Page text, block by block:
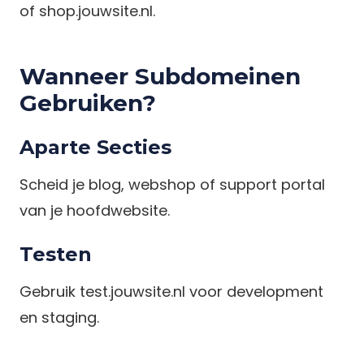
of shop.jouwsite.nl.
Wanneer Subdomeinen
Gebruiken?
Aparte Secties
Scheid je blog, webshop of support portal
van je hoofdwebsite.
Testen
Gebruik test.jouwsite.nl voor development
en staging.